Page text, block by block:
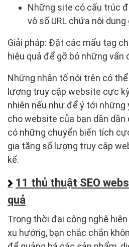
Những site có cấu trúc
vô số URL chứa nội dung
Giải pháp: Đặt các mẩu tag
hiệu quả để gỡ bỏ những vấn
Những nhân tố nói trên có
lượng truy cập website cực
nhiên nếu như để ý tới những
cho website của bạn dần
có những chuyển biến tích
gia tăng số lượng truy cập
kể.
11 thủ thuật SEO
quả
Trong thời đại công nghệ
xu hướng, bạn chắc chắn